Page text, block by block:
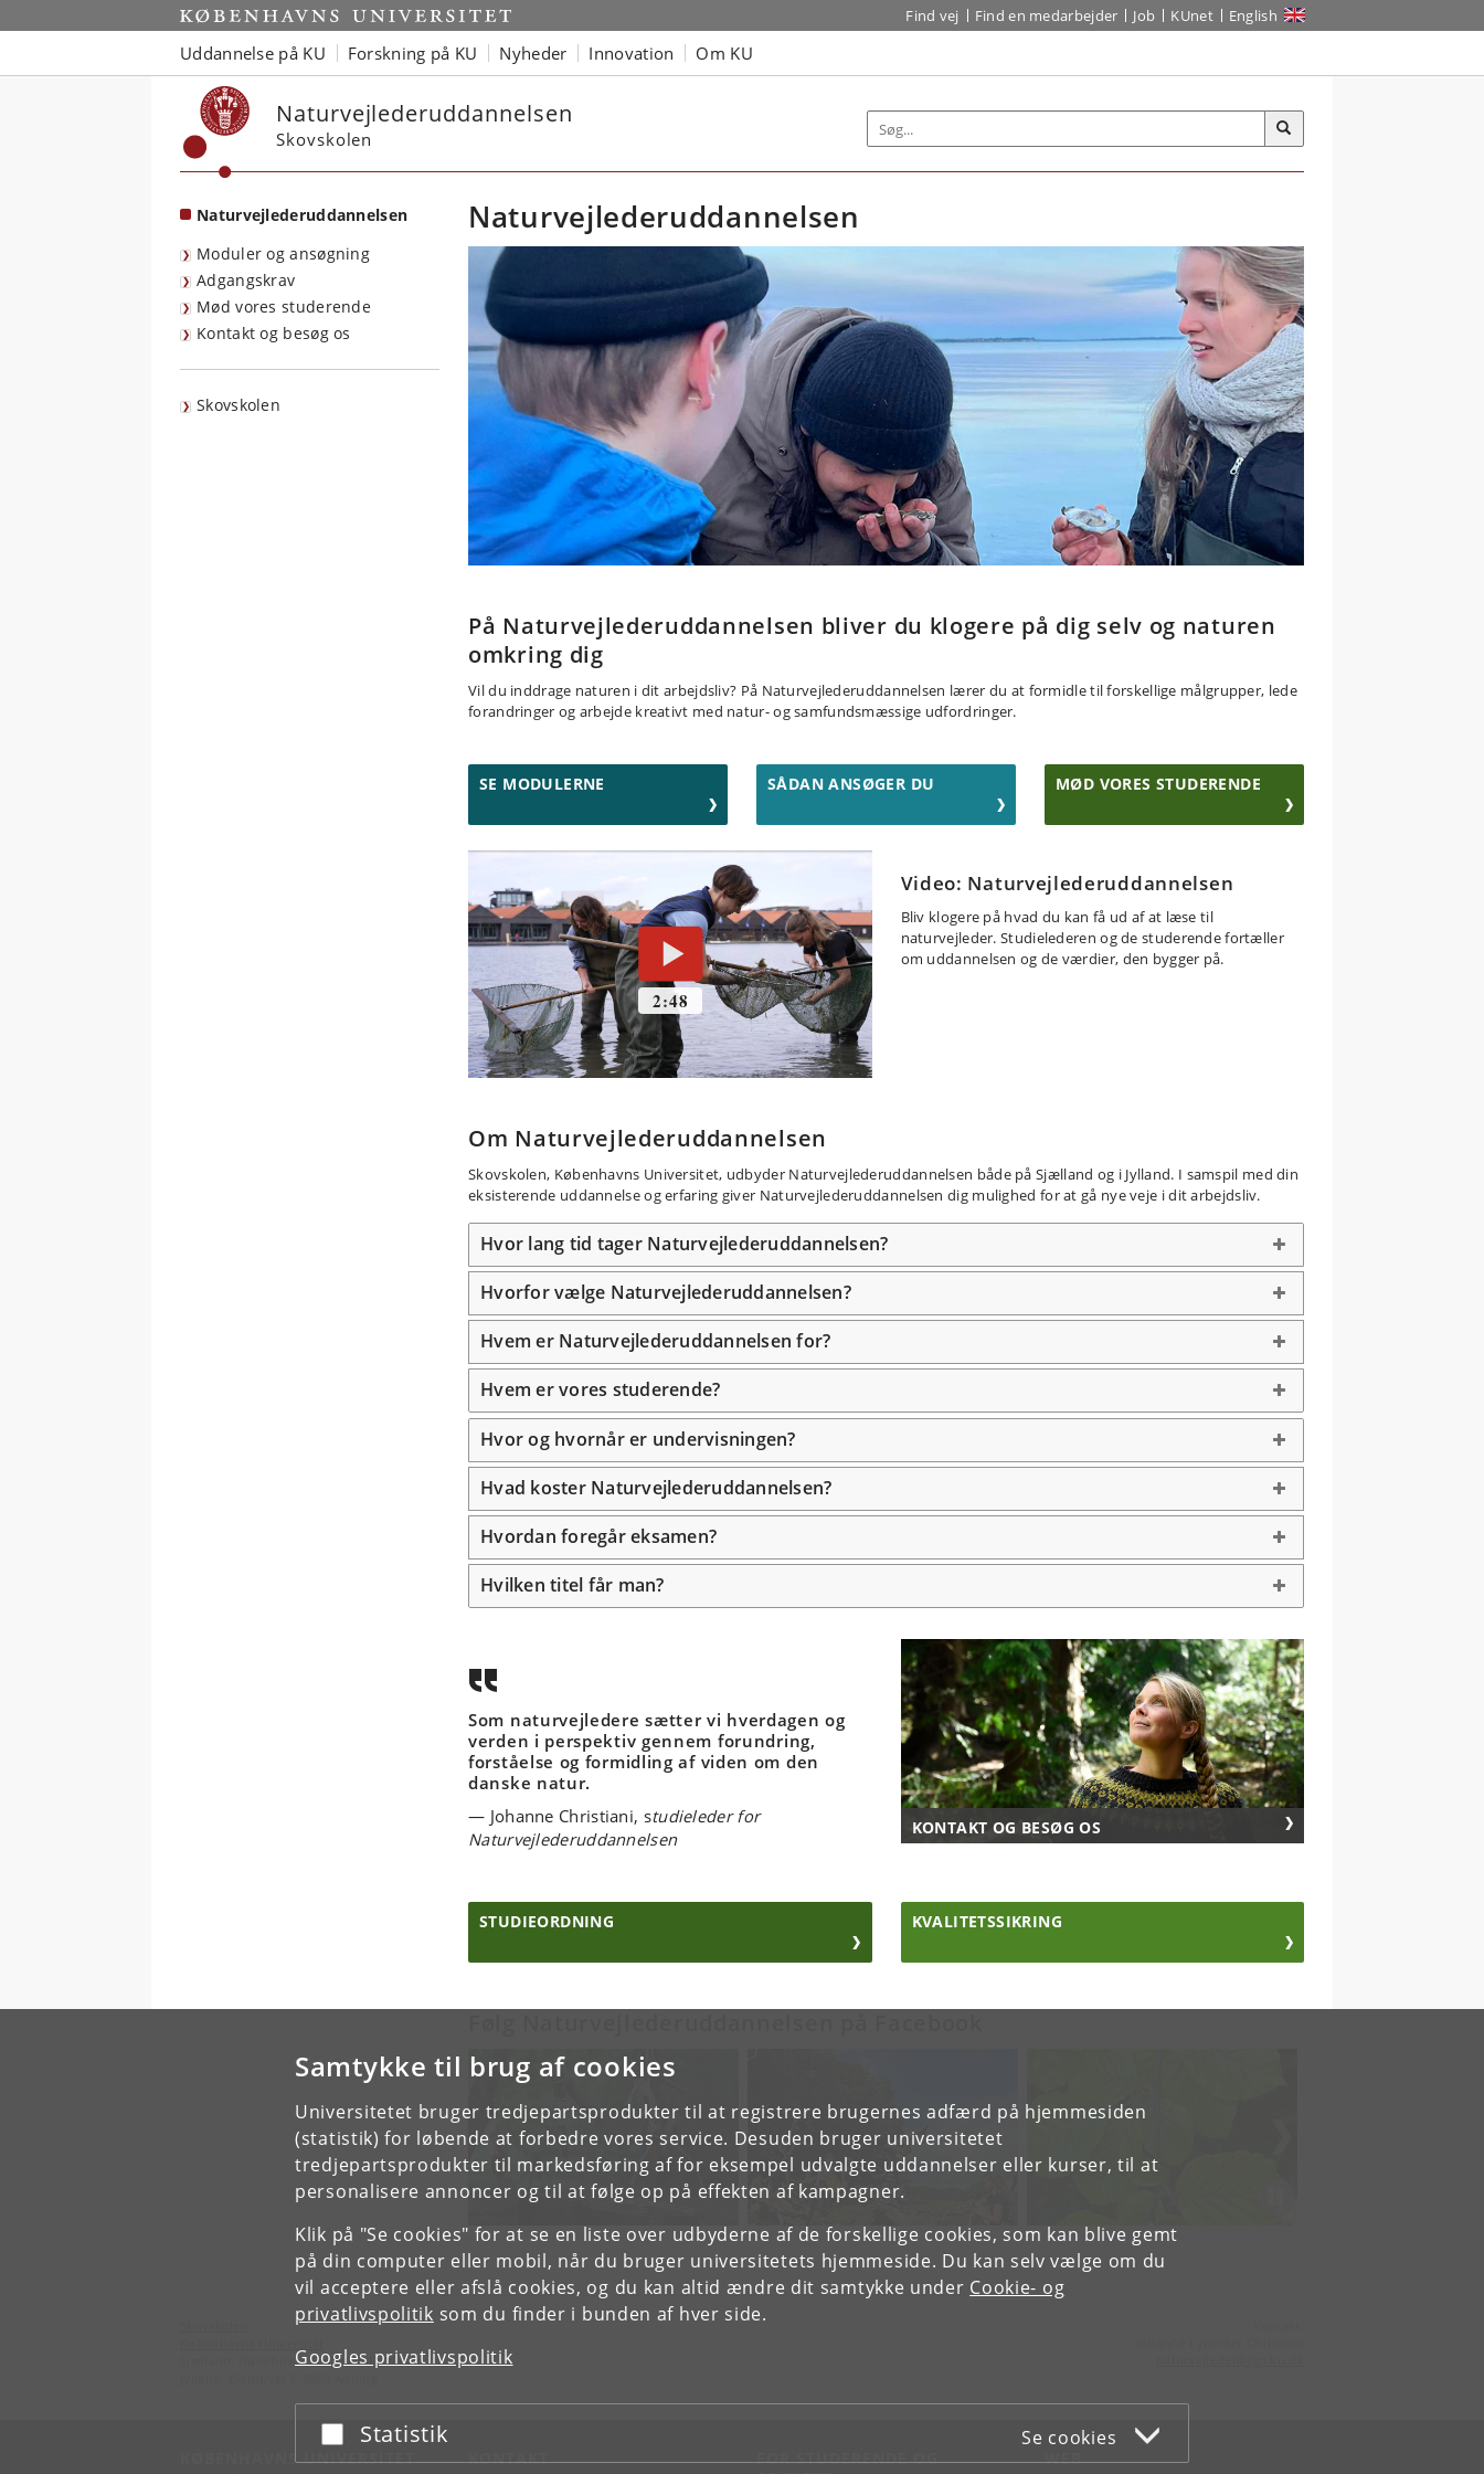
Samtykke til brug af cookies
Universitetet bruger tredjepartsprodukter til at registrere brugernes adfærd på hjemmesiden
(statistik) for løbende at forbedre vores service. Desuden bruger universitetet
tredjepartsprodukter til markedsføring af for eksempel udvalgte uddannelser eller kurser, til at
personalisere annoncer og til at følge op på effekten af kampagner.
Klik på "Se cookies" for at se en liste over udbyderne af de forskellige cookies, som kan blive gemt
på din computer eller mobil, når du bruger universitetets hjemmeside. Du kan selv vælge om du
vil acceptere eller afslå cookies, og du kan altid ændre dit samtykke under Cookie- og
privatlivspolitik som du finder i bunden af hver side.
Googles privatlivspolitik
Acceptér eller afslå
Statistik Se cookies
Start Find vej Find en medarbejder Job KUnet English
Uddannelse på KU Forskning på KU Nyheder Innovation Om KU
Naturvejlederuddannelsen
Skovskolen
Naturvejlederuddannelsen
Moduler og ansøgning
Adgangskrav
Mød vores studerende
Kontakt og besøg os
Skovskolen
Naturvejlederuddannelsen
På Naturvejlederuddannelsen bliver du klogere på dig selv og naturen
omkring dig
Vil du inddrage naturen i dit arbejdsliv? På Naturvejlederuddannelsen lærer du at formidle til forskellige målgrupper, lede
forandringer og arbejde kreativt med natur- og samfundsmæssige udfordringer.
SE MODULERNE SÅDAN ANSØGER DU MØD VORES STUDERENDE
Video: Naturvejlederuddannelsen
Bliv klogere på hvad du kan få ud af at læse til
naturvejleder. Studielederen og de studerende fortæller
om uddannelsen og de værdier, den bygger på.
Om Naturvejlederuddannelsen
Skovskolen, Københavns Universitet, udbyder Naturvejlederuddannelsen både på Sjælland og i Jylland. I samspil med din
eksisterende uddannelse og erfaring giver Naturvejlederuddannelsen dig mulighed for at gå nye veje i dit arbejdsliv.
Hvor lang tid tager Naturvejlederuddannelsen?
Hvorfor vælge Naturvejlederuddannelsen?
Hvem er Naturvejlederuddannelsen for?
Hvem er vores studerende?
Hvor og hvornår er undervisningen?
Hvad koster Naturvejlederuddannelsen?
Hvordan foregår eksamen?
Hvilken titel får man?
Som naturvejledere sætter vi hverdagen og
verden i perspektiv gennem forundring,
forståelse og formidling af viden om den
danske natur.
Johanne Christiani, studieleder for
Naturvejlederuddannelsen
KONTAKT OG BESØG OS
STUDIEORDNING KVALITETSSIKRING
Sjælland: Nødebovej 77A, 3480 Fredensborg
KØBENHAVNS UNIVERSITET KONTAKT
FOR STUDERENDE OG
WEB